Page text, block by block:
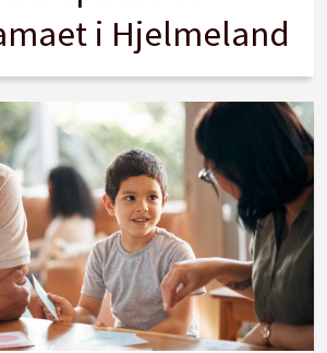
i Hjelmeland